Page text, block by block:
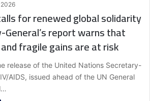
for renewed global solidarity
report warns that
fragile gains are at risk
release of the United Nations Secretary-
AIDS, issued ahead of the UN General